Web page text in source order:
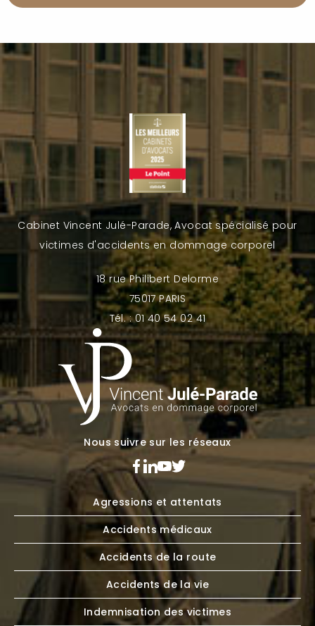
Cabinet Vincent Julé-Parade, Avocat spécialisé pour
victimes d'accidents en dommage corporel
18 rue Philibert Delorme
75017 PARIS
Tél. : 01 40 54 02 41
Nous suivre sur les réseaux
Agressions et attentats
Accidents médicaux
Accidents de la route
Accidents de la vie
Indemnisation des victimes